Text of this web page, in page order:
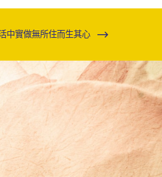
中實做無所住而生其心